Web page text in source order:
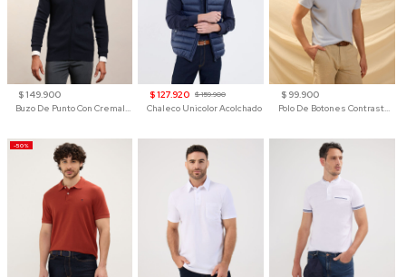
$ 149.900
Buzo De Punto Con Cremallera Para Hombre
$ 127.920 $ 159.900
Chaleco Unicolor Acolchado
$ 99.900
Polo De Botones Contraste Para Hombre
-50%